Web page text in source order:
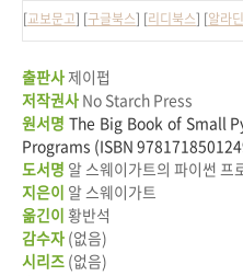
[교보문고] [구글북스] [리디북스] [알라딘
출판사제이펍
저작권사 No Starch Press
원서명 The Big Book of Small
Programs (ISBN
도서명 알 스웨이가트의 파이썬 프
지은이 알 스웨이가트
옮긴이 황반석
감수자 (없음)
시리즈 (없음)